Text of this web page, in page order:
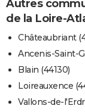
Autres
de la Loire-
Châteaubriant
Ancenis-Saint-
Blain (44130)
Loireauxence
Vallons-de-